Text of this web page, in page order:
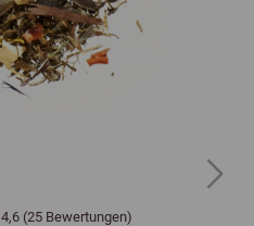
4,6 (25 Bewertungen)
Next